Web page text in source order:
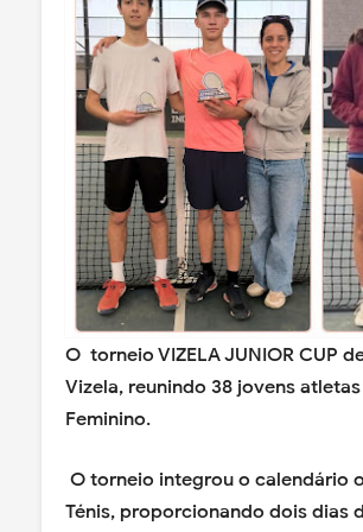
O torneio VIZELA JUNIOR CUP
Vizela, reunindo 38 jovens
Feminino.
O torneio integrou o calendário
Ténis, proporcionando dois dias